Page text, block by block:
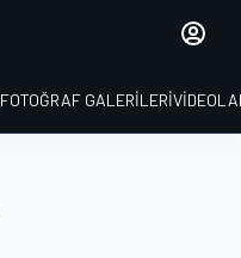
FOTOĞRAF GALERILERI